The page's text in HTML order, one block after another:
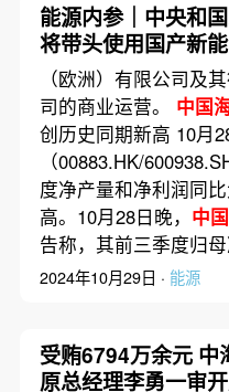
能源内参｜中央和
将带头使用国产新
增占比不低于30%
环第三季度净亏损
（欧洲）有限公司及
司的商业运营。 中国
创历史同期新高 10月
（00883.HK/
度净产量和净利润同
高。10月28日晚， 中
告称，其前三季度归
2024年10月29日 · 能源
受贿6794万余元 中
原总经理李勇一审